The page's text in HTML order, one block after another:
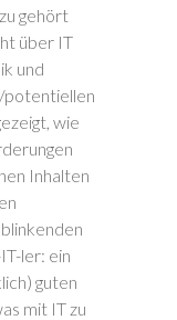
gehört
über IT
und
potentiellen
wie
Inhalten
ler: ein
guten
mit IT zu